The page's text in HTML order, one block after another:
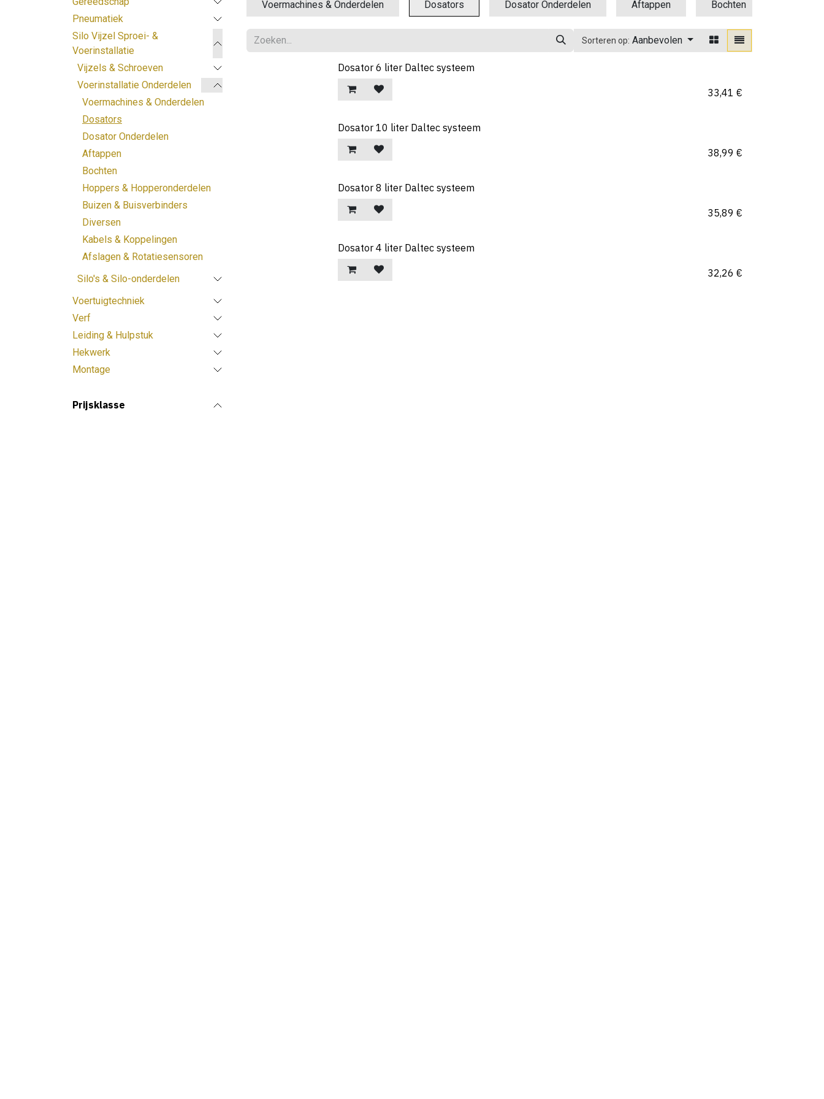
Pneumatiek
Silo Vijzel Sproei- &
Voerinstallatie
Vijzels & Schroeven
Voerinstallatie Onderdelen
Voermachines & Onderdelen
Dosators
Dosator Onderdelen
Aftappen
Bochten
Hoppers & Hopperonderdelen
Buizen & Buisverbinders
Diversen
Kabels & Koppelingen
Afslagen & Rotatiesensoren
Silo's & Silo-onderdelen
Voertuigtechniek
Verf
Leiding & Hulpstuk
Hekwerk
Montage
Prijsklasse
Voermachines & Onderdelen Dosators Dosator Onderdelen Aftappen Bochten
Sorteren op: Aanbevolen
Dosator 6 liter Daltec systeem
33,41 €
Dosator 10 liter Daltec systeem
38,99 €
Dosator 8 liter Daltec systeem
35,89 €
Dosator 4 liter Daltec systeem
32,26 €